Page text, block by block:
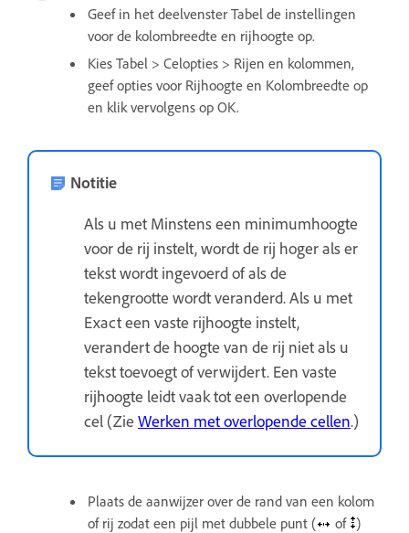
Geef in het deelvenster Tabel de instellingen
voor de kolombreedte en rijhoogte op.
Kies Tabel > Celopties > Rijen en kolommen,
geef opties voor Rijhoogte en Kolombreedte op
en klik vervolgens op OK.
Notitie
Als u met Minstens een minimumhoogte
voor de rij instelt, wordt de rij hoger als er
tekst wordt ingevoerd of als de
tekengrootte wordt veranderd. Als u met
Exact een vaste rijhoogte instelt,
verandert de hoogte van de rij niet als u
tekst toevoegt of verwijdert. Een vaste
rijhoogte leidt vaak tot een overlopende
cel (Zie Werken met overlopende cellen.)
Plaats de aanwijzer over de rand van een kolom
of rij zodat een pijl met dubbele punt (
of )